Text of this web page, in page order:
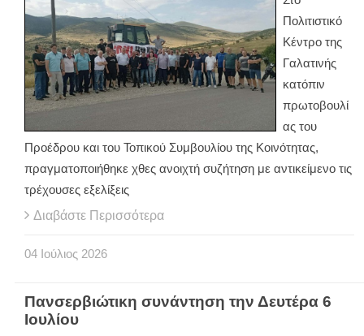
Πολιτιστικό
Κέντρο της
Γαλατινής
κατόπιν
πρωτοβουλί
ας του
Προέδρου και του Τοπικού Συμβουλίου της Κοινότητας,
πραγματοποιήθηκε χθες ανοιχτή συζήτηση με αντικείμενο τις
τρέχουσες εξελίξεις
Διαβάστε Περισσότερα
04 Ιούλιος 2026
Πανσερβιώτικη συνάντηση την Δευτέρα 6
Ιουλίου